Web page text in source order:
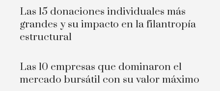
Las 15 donaciones individuales más
grandes y su impacto en la filantropía
estructural
Las 10 empresas que dominaron el
mercado bursátil con su valor máximo